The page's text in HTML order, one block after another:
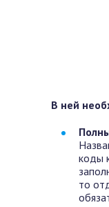
В ней
коды
то